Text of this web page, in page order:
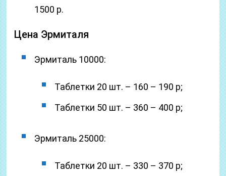
1500 р.
Цена Эрмиталя
Эрмиталь 10000:
Таблетки 20 шт. – 160 – 190 р;
Таблетки 50 шт. – 360 – 400 р;
Эрмиталь 25000:
Таблетки 20 шт. – 330 – 370 р;